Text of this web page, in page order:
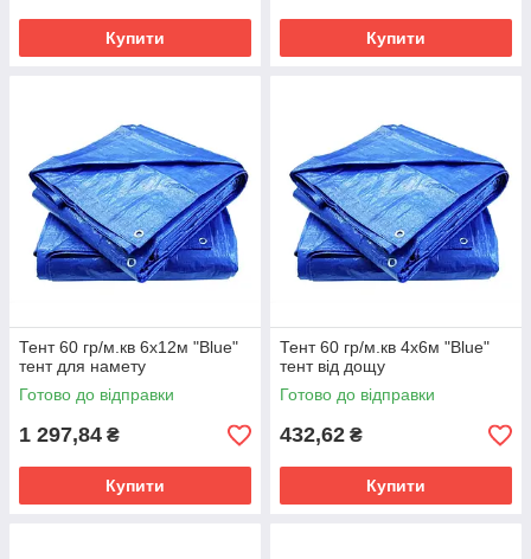
Купити Купити
Тент 60 гр/м.кв 6х12м "Blue"
тент для намету
Готово до відправки
1 297,84 ₴
Купити
Тент 60 гр/м.кв 4х6м "Blue"
тент від дощу
Готово до відправки
432,62 ₴
Купити